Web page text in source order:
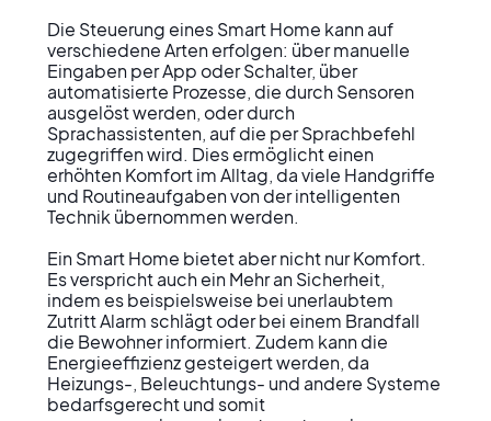
Die Steuerung eines Smart Home kann auf
verschiedene Arten erfolgen: über manuelle
Eingaben per App oder Schalter, über
automatisierte Prozesse, die durch Sensoren
ausgelöst werden, oder durch
Sprachassistenten, auf die per Sprachbefehl
zugegriffen wird. Dies ermöglicht einen
erhöhten Komfort im Alltag, da viele Handgriffe
und Routineaufgaben von der intelligenten
Technik übernommen werden.
Ein Smart Home bietet aber nicht nur Komfort.
Es verspricht auch ein Mehr an Sicherheit,
indem es beispielsweise bei unerlaubtem
Zutritt Alarm schlägt oder bei einem Brandfall
die Bewohner informiert. Zudem kann die
Energieeffizienz gesteigert werden, da
Heizungs-, Beleuchtungs- und andere Systeme
bedarfsgerecht und somit